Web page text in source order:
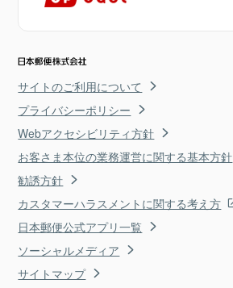
サイトのご利用について
プライバシーポリシー
Webアクセシビリティ方針
お客さま本位の業務運営に関する基本方針
勧誘方針
カスタマーハラスメントに関する考え方
日本郵便公式アプリ一覧
ソーシャルメディア
サイトマップ